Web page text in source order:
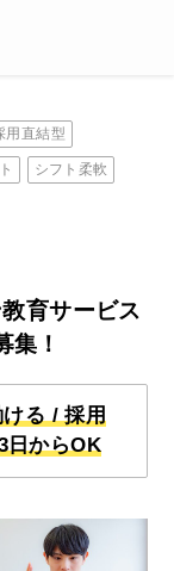
用直結型
シフト柔軟
育サービス
！
る / 採用
日からOK